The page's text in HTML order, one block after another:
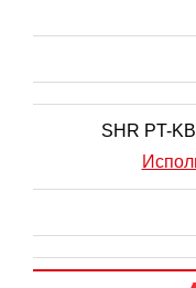
SHR PT-